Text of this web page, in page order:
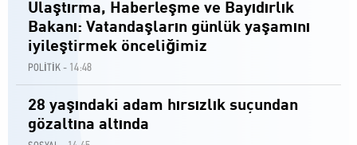
Ulaştırma, Haberleşme ve Bayıdırlık
Bakanı: Vatandaşların günlük yaşamını
iyileştirmek önceliğimiz
POLİTİK - 14:48
28 yaşındaki adam hırsızlık suçundan
gözaltına altında